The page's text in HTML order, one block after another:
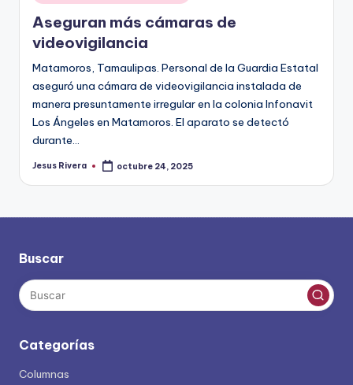
en
Aseguran más cámaras de
videovigilancia
Matamoros, Tamaulipas. Personal de la Guardia Estatal
aseguró una cámara de videovigilancia instalada de
manera presuntamente irregular en la colonia Infonavit
Los Ángeles en Matamoros. El aparato se detectó
durante…
Publicado
Jesus Rivera octubre 24, 2025
Buscar
Categorías
Columnas